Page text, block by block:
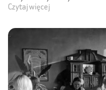
Czytaj więcej